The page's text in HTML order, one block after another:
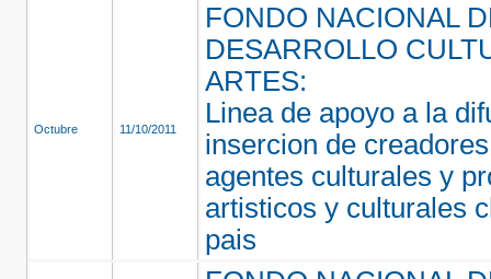
Octubre 11/10/2011
FONDO NACIONAL
DESARROLLO
ARTES:
Linea de apoyo a la
insercion de
agentes culturales y
artisticos y culturales
pais